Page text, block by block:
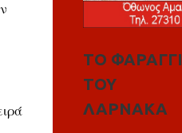
ΤΟ ΦΑΡΑΓΓΙ
ΤΟΥ
ΛΑΡΝΑΚΑ